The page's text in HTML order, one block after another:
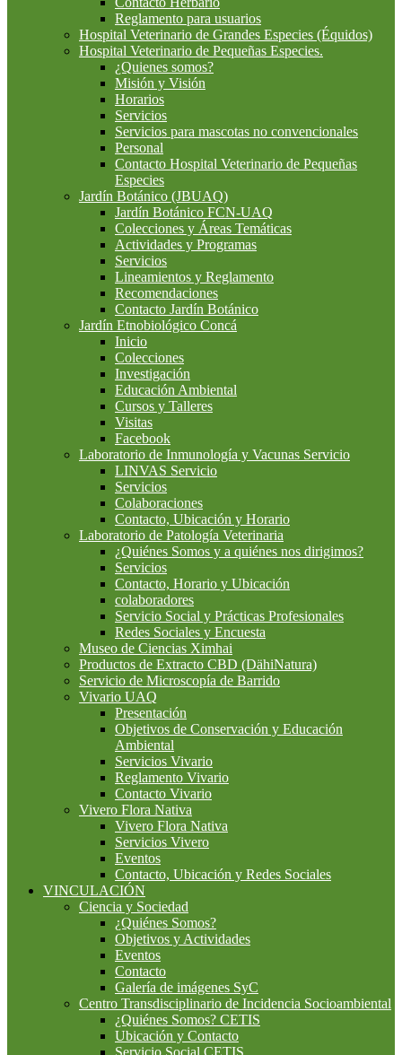
Reglamento para usuarios
Hospital Veterinario de Grandes Especies (Équidos)
Hospital Veterinario de Pequeñas Especies.
¿Quienes somos?
Misión y Visión
Horarios
Servicios
Servicios para mascotas no convencionales
Personal
Contacto Hospital Veterinario de Pequeñas
Especies
Jardín Botánico (JBUAQ)
Jardín Botánico FCN-UAQ
Colecciones y Áreas Temáticas
Actividades y Programas
Servicios
Lineamientos y Reglamento
Recomendaciones
Contacto Jardín Botánico
Jardín Etnobiológico Concá
Inicio
Colecciones
Investigación
Educación Ambiental
Cursos y Talleres
Visitas
Facebook
Laboratorio de Inmunología y Vacunas Servicio
LINVAS Servicio
Servicios
Colaboraciones
Contacto, Ubicación y Horario
Laboratorio de Patología Veterinaria
¿Quiénes Somos y a quiénes nos dirigimos?
Servicios
Contacto, Horario y Ubicación
colaboradores
Servicio Social y Prácticas Profesionales
Redes Sociales y Encuesta
Museo de Ciencias Ximhai
Productos de Extracto CBD (DähiNatura)
Servicio de Microscopía de Barrido
Vivario UAQ
Presentación
Objetivos de Conservación y Educación
Ambiental
Servicios Vivario
Reglamento Vivario
Contacto Vivario
Vivero Flora Nativa
Vivero Flora Nativa
Servicios Vivero
Eventos
Contacto, Ubicación y Redes Sociales
VINCULACIÓN
Ciencia y Sociedad
¿Quiénes Somos?
Objetivos y Actividades
Eventos
Contacto
Galería de imágenes SyC
Centro Transdisciplinario de Incidencia Socioambiental
¿Quiénes Somos? CETIS
Ubicación y Contacto
Servicio Social CETIS